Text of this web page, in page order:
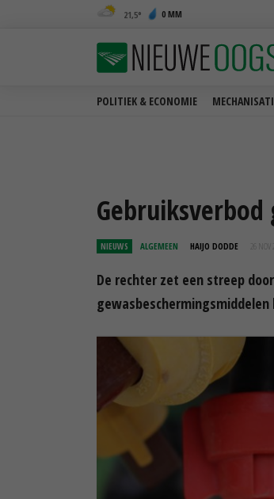
21,5 0 MM
POLITIEK & ECONOMIE
NIEUWS ALGEMEEN HAIJO DODDE 26 NOV
De rechter zet een streep